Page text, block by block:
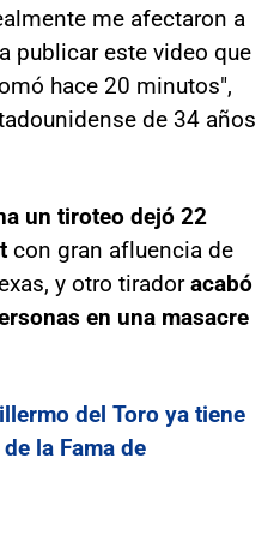
me afectaron a
publicar este video que
hace 20 minutos",
de 34 años
un tiroteo dejó 22
con gran afluencia de
y otro tiradoracabó
en una masacre
del Toro ya tiene
la Fama de